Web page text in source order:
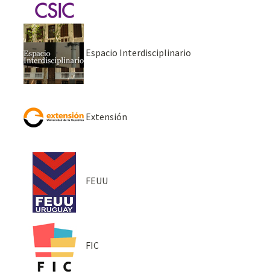
Espacio Interdisciplinario
Extensión
FEUU
FIC